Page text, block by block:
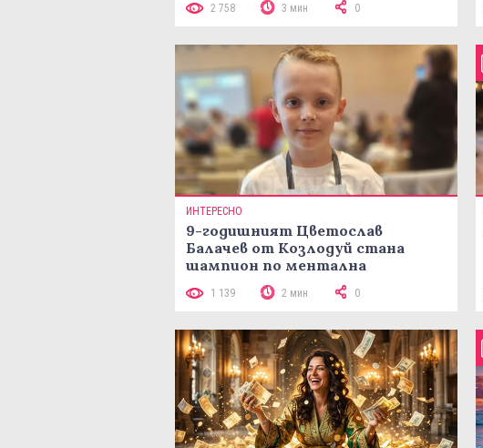
2 758 3 мин 0
ИНТЕРЕСНО
9-годишният Цветослав
Балачев от Козлодуй стана
шампион по ментална
аритметика с 320 задачи за 10
минути
1 139 2 мин 0